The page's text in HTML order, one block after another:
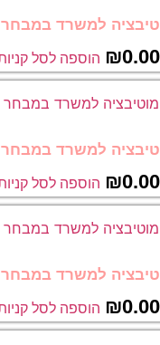
למשרד במבחר
₪0.00 הוספה לסל
למשרד במבחר
₪0.00 הוספה לסל
למשרד במבחר
₪0.00 הוספה לסל